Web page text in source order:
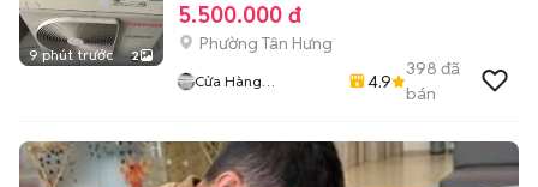
9 phút trước 2
5.500.000 đ
Phường Tân Hưng
Cửa Hàng
4.9
398 đã
bán